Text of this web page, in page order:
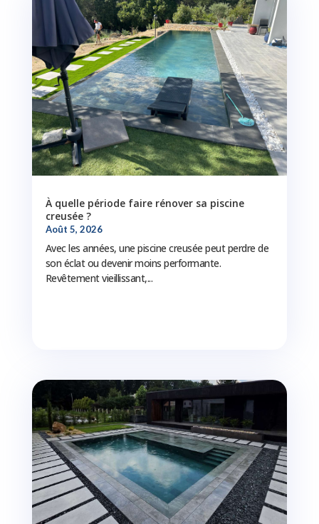
À quelle période faire rénover sa piscine
creusée ?
Août 5, 2026
Avec les années, une piscine creusée peut perdre de
son éclat ou devenir moins performante.
Revêtement vieillissant,...